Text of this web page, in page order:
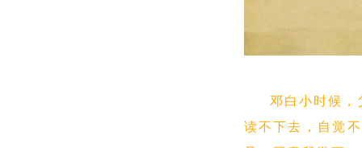
邓白小时候，
读不下去，自觉